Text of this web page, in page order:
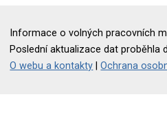
Informace o volných pracovních
Poslední aktualizace dat proběhla
O webu a kontakty |Ochrana